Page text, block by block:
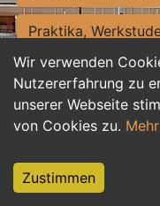
Wir verwenden
Nutzererfahrung zu
unserer Webseite
von Cookies zu.
Zustimmen
Praktika,
Personalwesen
Hilfskräfte,
Weiterbildung,